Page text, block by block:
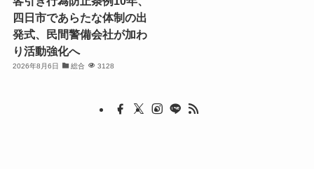
四日市であらたな体制の出
発式、民間警備会社が加わ
り活動強化へ
2026年8月6日 総合 3128